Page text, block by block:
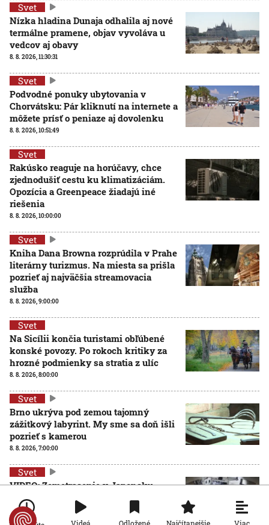
Svet
Nízka hladina Dunaja odhalila aj nové
termálne pramene, objav vyvoláva u
vedcov aj obavy
8. 8. 2026, 11:30:31
Svet
Podvodné ponuky ubytovania v
Chorvátsku: Pár kliknutí na internete a
môžete prísť o peniaze aj dovolenku
8. 8. 2026, 10:51:49
Svet
Rakúsko reaguje na horúčavy, chce
zjednodušiť cestu ku klimatizáciám.
Opozícia a Greenpeace žiadajú iné
riešenia
8. 8. 2026, 10:00:00
Svet
Kniha Dana Browna rozprúdila v Prahe
literárny turizmus. Na miesta sa prišla
pozrieť aj najväčšia streamovacia
služba
8. 8. 2026, 9:00:00
Svet
Na Sicílii končia turistami obľúbené
konské povozy. Po rokoch kritiky za
hrozné podmienky sa stratia z ulíc
8. 8. 2026, 8:00:00
Svet
Brno ukrýva pod zemou tajomný
zážitkový labyrint. My sme sa doň išli
pozrieť s kamerou
8. 8. 2026, 7:00:00
Svet
VIDEO: Zemetrasenie v Japonsku
zastihlo lekárov uprostred operácie,
pacienta chránili vlastnými telami
7. 8. 2026, 15:01:59 Viac